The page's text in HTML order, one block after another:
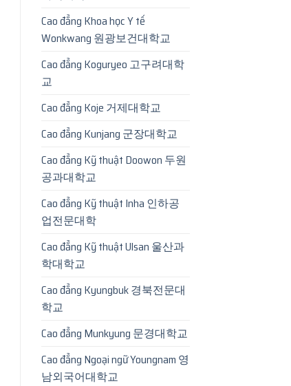
Cao đẳng Khoa học Y tế
Wonkwang 원광보건대학교
Cao đẳng Koguryeo 고구려대학
교
Cao đẳng Koje 거제대학교
Cao đẳng Kunjang 군장대학교
Cao đẳng Kỹ thuật Doowon 두원
공과대학교
Cao đẳng Kỹ thuật Inha 인하공
업전문대학
Cao đẳng Kỹ thuật Ulsan 울산과
학대학교
Cao đẳng Kyungbuk 경북전문대
학교
Cao đẳng Munkyung 문경대학교
Cao đẳng Ngoại ngữ Youngnam 영
남외국어대학교